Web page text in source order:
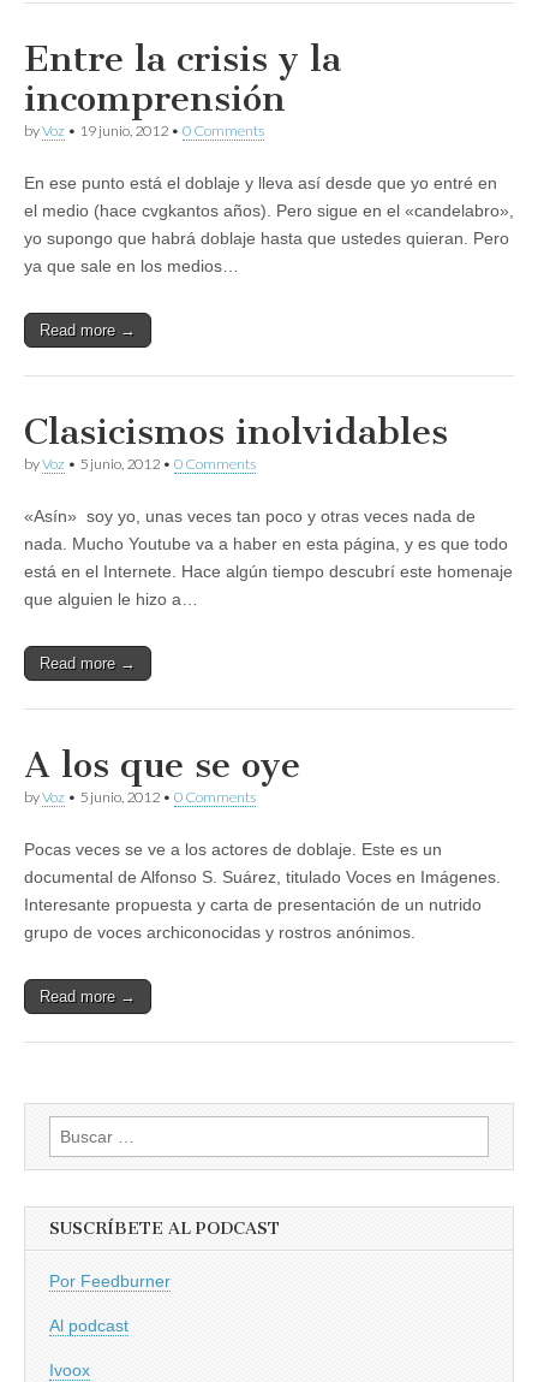
Entre la crisis y la
incomprensión
byVoz • 19 junio, 2012 • 0 Comments
En ese punto está el doblaje y lleva así desde que yo entré en
el medio (hace cvgkantos años). Pero sigue en el «candelabro»,
yo supongo que habrá doblaje hasta que ustedes quieran. Pero
ya que sale en los medios…
Read more →
Clasicismos inolvidables
byVoz • 5 junio, 2012 • 0 Comments
«Asín» soy yo, unas veces tan poco y otras veces nada de
nada. Mucho Youtube va a haber en esta página, y es que todo
está en el Internete. Hace algún tiempo descubrí este homenaje
que alguien le hizo a…
Read more →
A los que se oye
byVoz • 5 junio, 2012 • 0 Comments
Pocas veces se ve a los actores de doblaje. Este es un
documental de Alfonso S. Suárez, titulado Voces en Imágenes.
Interesante propuesta y carta de presentación de un nutrido
grupo de voces archiconocidas y rostros anónimos.
Read more →
Buscar:
SUSCRÍBETE AL PODCAST
Por Feedburner
Al podcast
Ivoox